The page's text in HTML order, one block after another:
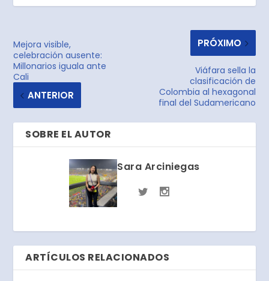
Mejora visible,
celebración ausente:
Millonarios iguala ante
Cali
ANTERIOR
PRÓXIMO
Viáfara sella la
clasificación de
Colombia al hexagonal
final del Sudamericano
SOBRE EL AUTOR
Sara Arciniegas
ARTÍCULOS RELACIONADOS